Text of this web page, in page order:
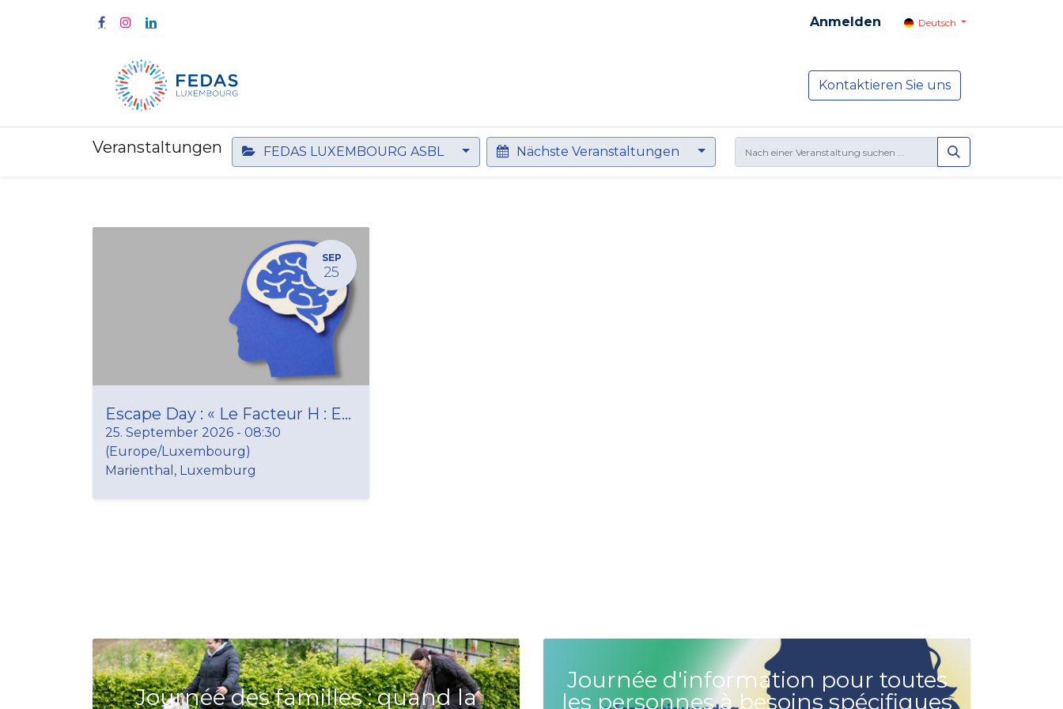
Anmelden Deutsch
NEWS
Kontaktieren Sie uns
Veranstaltungen FEDAS LUXEMBOURG ASBL Nächste Veranstaltungen
SEP
25
Escape Day : « Le Facteur H : Enquête sur ce qui nous lie »
25. September 2026 - 08:30
(Europe/Luxembourg)
Marienthal , Luxemburg
Journée des familles : quand la
Journée d'information pour toutes
les personnes à besoins spécifiques